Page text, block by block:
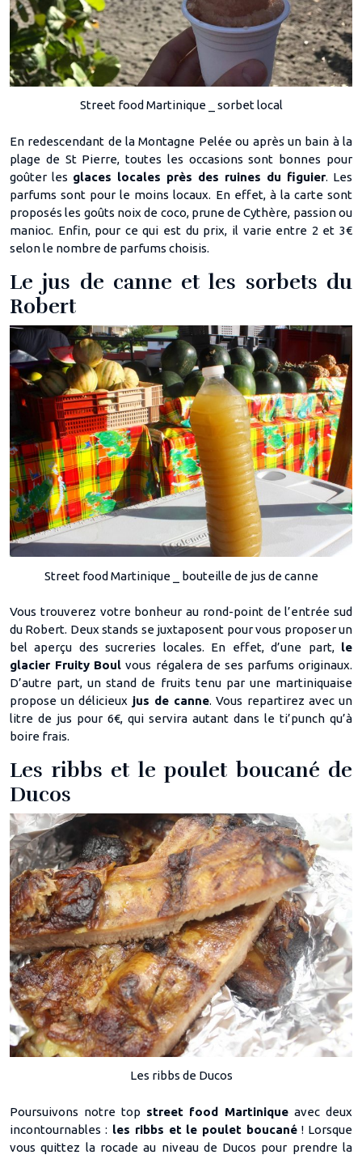
Street food Martinique _ sorbet local
En redescendant de la Montagne Pelée ou après un bain à la
plage de St Pierre, toutes les occasions sont bonnes pour
goûter les glaces locales près des ruines du figuier. Les
parfums sont pour le moins locaux. En effet, à la carte sont
proposés les goûts noix de coco, prune de Cythère, passion ou
manioc. Enfin, pour ce qui est du prix, il varie entre 2 et 3€
selon le nombre de parfums choisis.
Le jus de canne et les sorbets du
Robert
Street food Martinique _ bouteille de jus de canne
Vous trouverez votre bonheur au rond-point de l’entrée sud
du Robert. Deux stands se juxtaposent pour vous proposer un
bel aperçu des sucreries locales. En effet, d’une part, le
glacier Fruity Boul vous régalera de ses parfums originaux.
D’autre part, un stand de fruits tenu par une martiniquaise
propose un délicieux jus de canne. Vous repartirez avec un
litre de jus pour 6€, qui servira autant dans le ti’punch qu’à
boire frais.
Les ribbs et le poulet boucané de
Ducos
Les ribbs de Ducos
Poursuivons notre top street food Martinique avec deux
incontournables : les ribbs et le poulet boucané ! Lorsque
vous quittez la rocade au niveau de Ducos pour prendre la